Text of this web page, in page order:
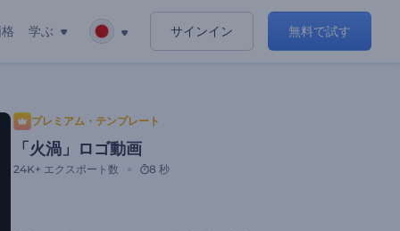
学ぶ サインイン 無料で試す
プレミアム・テンプレート
「火渦」ロゴ動画
24K+ エクスポート数 8 秒